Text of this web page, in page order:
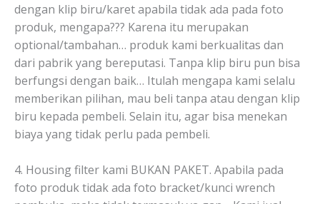
dengan klip biru/karet apabila tidak ada pada foto
produk, mengapa??? Karena itu merupakan
optional/tambahan… produk kami berkualitas dan
dari pabrik yang bereputasi. Tanpa klip biru pun bisa
berfungsi dengan baik… Itulah mengapa kami selalu
memberikan pilihan, mau beli tanpa atau dengan klip
biru kepada pembeli. Selain itu, agar bisa menekan
biaya yang tidak perlu pada pembeli.
4. Housing filter kami BUKAN PAKET. Apabila pada
foto produk tidak ada foto bracket/kunci wrench